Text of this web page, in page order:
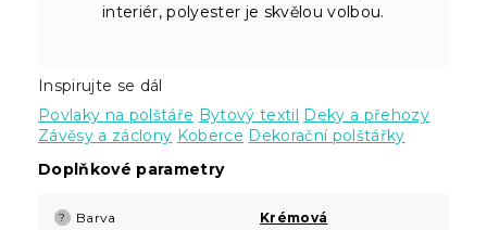
interiér, polyester je skvělou volbou.
Inspirujte se dál
Povlaky na polštáře Bytový textil Deky a přehozy
Závěsy a záclony Koberce Dekorační polštářky
Doplňkové parametry
? Barva Krémová